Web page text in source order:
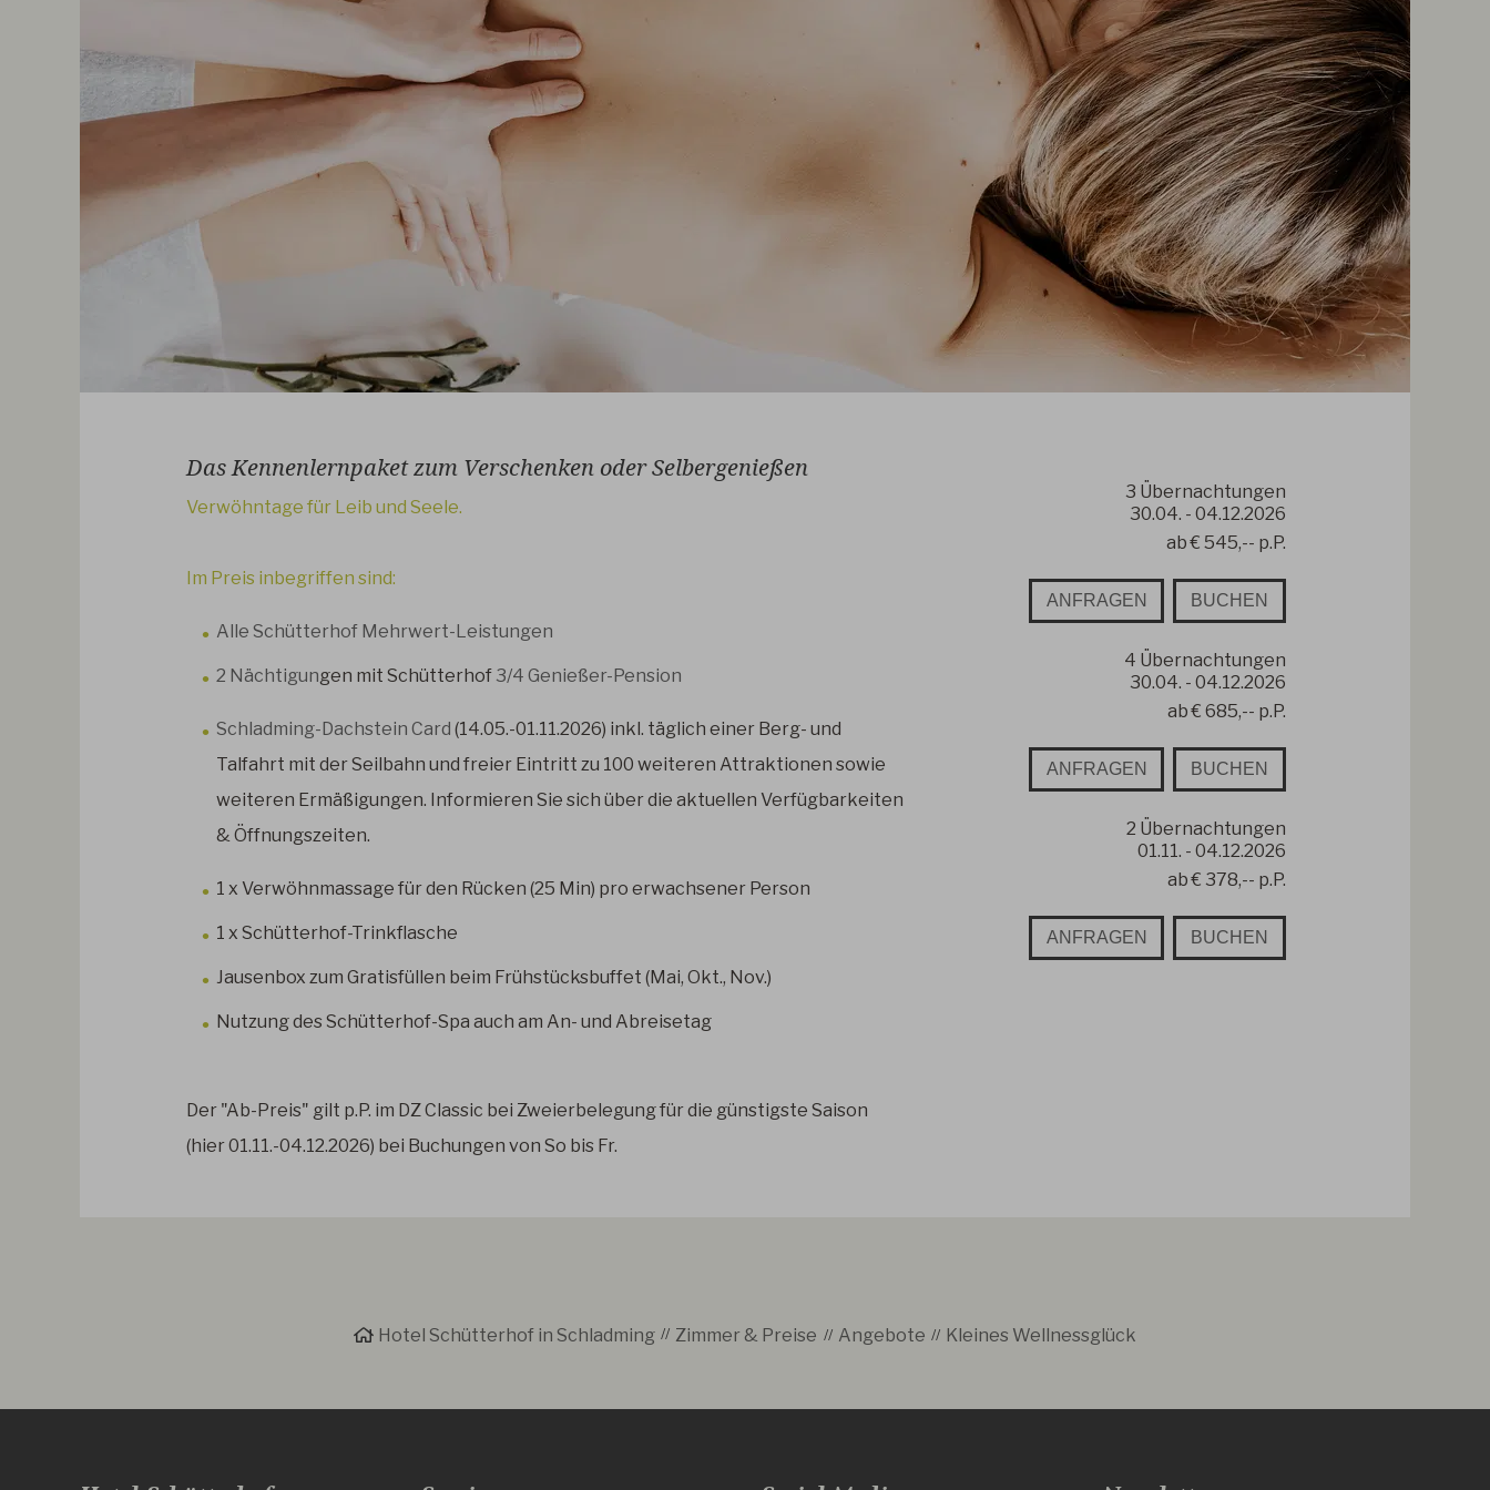
Das Kennenlernpaket zum Verschenken oder Selbergenießen
Verwöhntage für Leib und Seele.
Im Preis inbegriffen sind:
Alle Schütterhof Mehrwert-Leistungen
2 Nächtigungen mit Schütterhof 3/4 Genießer-Pension
Schladming-Dachstein Card (14.05.-01.11.2026) inkl. täglich einer Berg- und
Talfahrt mit der Seilbahn und freier Eintritt zu 100 weiteren Attraktionen sowie
weiteren Ermäßigungen. Informieren Sie sich über die aktuellen Verfügbarkeiten
& Öffnungszeiten.
1 x Verwöhnmassage für den Rücken (25 Min) pro erwachsener Person
1 x Schütterhof-Trinkflasche
Jausenbox zum Gratisfüllen beim Frühstücksbuffet (Mai, Okt., Nov.)
Nutzung des Schütterhof-Spa auch am An- und Abreisetag
Der "Ab-Preis" gilt p.P. im DZ Classic bei Zweierbelegung für die günstigste Saison
(hier 01.11.-04.12.2026) bei Buchungen von So bis Fr.
3 Übernachtungen
30.04. - 04.12.2026
ab€ 545,-- p.P.
ANFRAGEN BUCHEN
4 Übernachtungen
30.04. - 04.12.2026
ab€ 685,-- p.P.
ANFRAGEN BUCHEN
2 Übernachtungen
01.11. - 04.12.2026
ab€ 378,-- p.P.
ANFRAGEN BUCHEN
Hotel Schütterhof in Schladming Zimmer & Preise Angebote Kleines Wellnessglück